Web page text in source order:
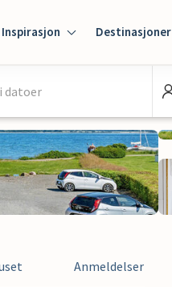
Inspirasjon Destinasjoner
datoer
Anmeldelser